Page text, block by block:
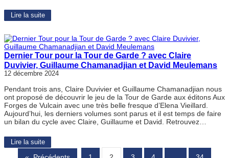
Lire la suite
Dernier Tour pour la Tour de Garde ? avec Claire
Duvivier, Guillaume Chamanadjian et David Meulemans
12 décembre 2024
Pendant trois ans, Claire Duvivier et Guillaume Chamanadjian nous
ont proposé de découvrir le jeu de la Tour de Garde aux éditons Aux
Forges de Vulcain avec une très belle fresque d’Elena Vieillard.
Aujourd’hui, les derniers volumes sont parus et il est temps de faire
un bilan du cycle avec Claire, Guillaume et David. Retrouvez…
Lire la suite